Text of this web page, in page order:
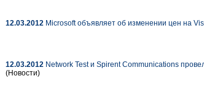
12.03.2012 Microsoft объявляет об изменении цен на
12.03.2012 Network Test и Spirent Communications
(Новости)